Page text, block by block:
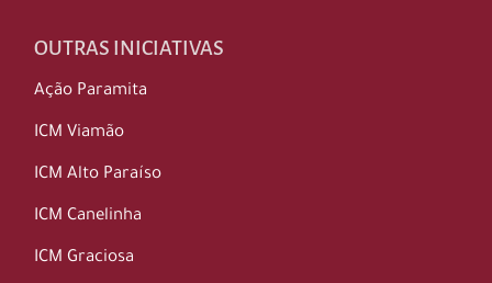
OUTRAS INICIATIVAS
Ação Paramita
ICM Viamão
ICM Alto Paraíso
ICM Canelinha
ICM Graciosa